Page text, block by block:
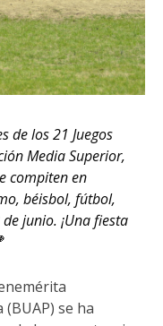
de los 21 Juegos
Media Superior,
compiten en
béisbol, fútbol,
junio. ¡Una fiesta
se ha